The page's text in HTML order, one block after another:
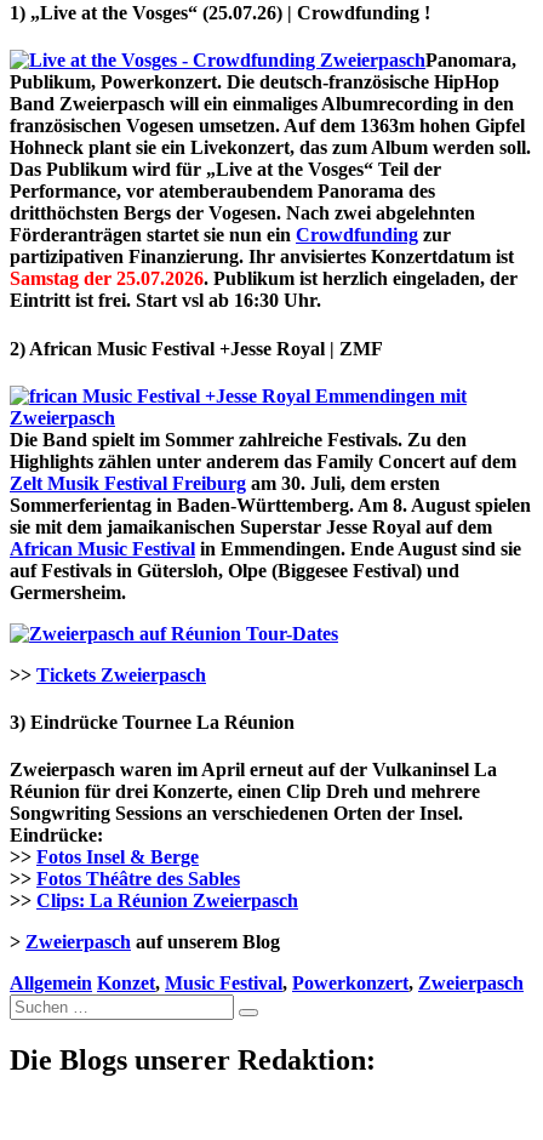
1) „Live at the Vosges“ (25.07.26) | Crowdfunding !
Panomara,
Publikum, Powerkonzert. Die deutsch-französische HipHop
Band Zweierpasch will ein einmaliges Albumrecording in den
französischen Vogesen umsetzen. Auf dem 1363m hohen Gipfel
Hohneck plant sie ein Livekonzert, das zum Album werden soll.
Das Publikum wird für „Live at the Vosges“ Teil der
Performance, vor atemberaubendem Panorama des
dritthöchsten Bergs der Vogesen. Nach zwei abgelehnten
Förderanträgen startet sie nun ein Crowdfunding zur
partizipativen Finanzierung. Ihr anvisiertes Konzertdatum ist
Samstag der 25.07.2026. Publikum ist herzlich eingeladen, der
Eintritt ist frei. Start vsl ab 16:30 Uhr.
2) African Music Festival +Jesse Royal | ZMF
Die Band spielt im Sommer zahlreiche Festivals. Zu den
Highlights zählen unter anderem das Family Concert auf dem
Zelt Musik Festival Freiburg am 30. Juli, dem ersten
Sommerferientag in Baden-Württemberg. Am 8. August spielen
sie mit dem jamaikanischen Superstar Jesse Royal auf dem
African Music Festival in Emmendingen. Ende August sind sie
auf Festivals in Gütersloh, Olpe (Biggesee Festival) und
Germersheim.
Tour-Dates
>> Tickets Zweierpasch
3) Eindrücke Tournee La Réunion
Zweierpasch waren im April erneut auf der Vulkaninsel La
Réunion für drei Konzerte, einen Clip Dreh und mehrere
Songwriting Sessions an verschiedenen Orten der Insel.
Eindrücke:
>> Fotos Insel & Berge
>> Fotos Théâtre des Sables
>> Clips: La Réunion Zweierpasch
> Zweierpasch auf unserem Blog
Allgemein Konzet, Music Festival, Powerkonzert, Zweierpasch
Suche
nach:
Die Blogs unserer Redaktion: